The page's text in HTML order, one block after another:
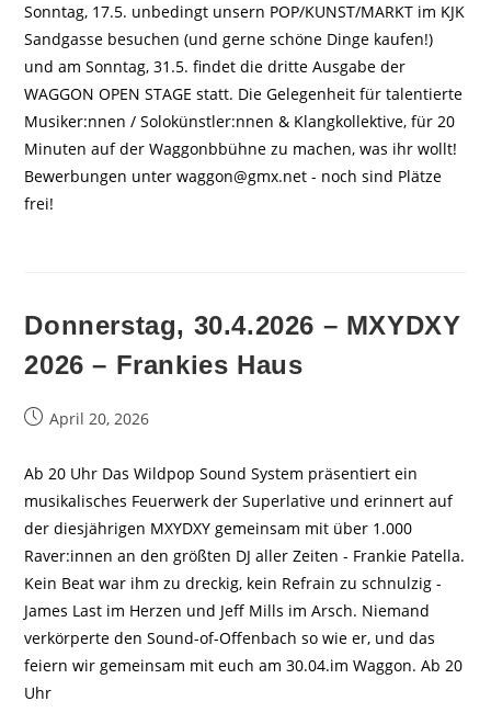
Sonntag, 17.5. unbedingt unsern POP/KUNST/MARKT im KJK
Sandgasse besuchen (und gerne schöne Dinge kaufen!)
und am Sonntag, 31.5. findet die dritte Ausgabe der
WAGGON OPEN STAGE statt. Die Gelegenheit für talentierte
Musiker:nnen / Solokünstler:nnen & Klangkollektive, für 20
Minuten auf der Waggonbbühne zu machen, was ihr wollt!
Bewerbungen unter waggon@gmx.net - noch sind Plätze
frei!
Donnerstag, 30.4.2026 – MXYDXY
2026 – Frankies Haus
BeitragApril 20, 2026
Ab 20 Uhr Das Wildpop Sound System präsentiert ein
musikalisches Feuerwerk der Superlative und erinnert auf
der diesjährigen MXYDXY gemeinsam mit über 1.000
Raver:innen an den größten DJ aller Zeiten - Frankie Patella.
Kein Beat war ihm zu dreckig, kein Refrain zu schnulzig -
James Last im Herzen und Jeff Mills im Arsch. Niemand
verkörperte den Sound-of-Offenbach so wie er, und das
feiern wir gemeinsam mit euch am 30.04.im Waggon. Ab 20
Uhr